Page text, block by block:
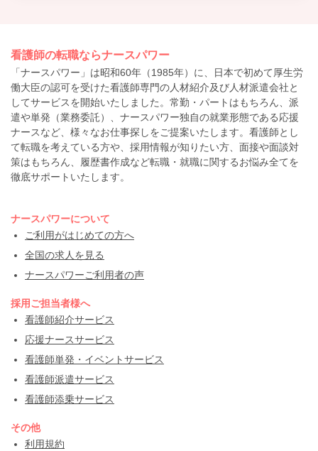
看護師の転職ならナースパワー
「ナースパワー」は昭和60年（1985年）に、日本で初めて厚生労
働大臣の認可を受けた看護師専門の人材紹介及び人材派遣会社と
してサービスを開始いたしました。常勤・パートはもちろん、派
遣や単発（業務委託）、ナースパワー独自の就業形態である応援
ナースなど、様々なお仕事探しをご提案いたします。看護師とし
て転職を考えている方や、採用情報が知りたい方、面接や面談対
策はもちろん、履歴書作成など転職・就職に関するお悩み全てを
徹底サポートいたします。
ナースパワーについて
ご利用がはじめての方へ
全国の求人を見る
ナースパワーご利用者の声
採用ご担当者様へ
看護師紹介サービス
応援ナースサービス
看護師単発・イベントサービス
看護師派遣サービス
看護師添乗サービス
その他
利用規約